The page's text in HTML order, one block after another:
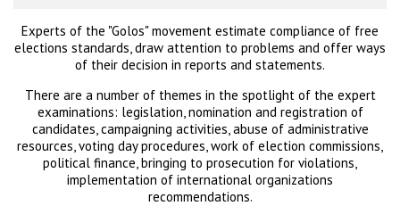
Experts of the "Golos" movement estimate compliance of free
elections standards, draw attention to problems and offer ways
of their decision in reports and statements.
There are a number of themes in the spotlight of the expert
examinations: legislation, nomination and registration of
candidates, campaigning activities, abuse of administrative
resources, voting day procedures, work of election commissions,
political finance, bringing to prosecution for violations,
implementation of international organizations
recommendations.